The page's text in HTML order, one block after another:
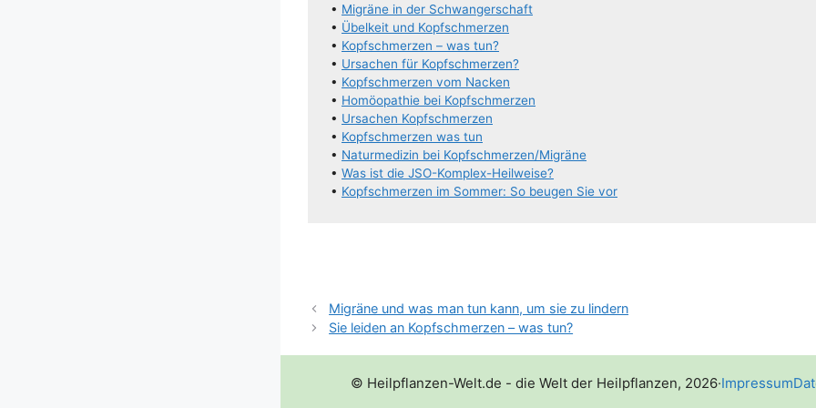
• Migrä­ne in der Schwangerschaft
• Übel­keit und Kopfschmerzen
• Kopf­schmer­zen – was tun?
• Ursa­chen für Kopfschmerzen?
• Kopf­schmer­zen vom Nacken
• Homöo­pa­thie bei Kopfschmerzen
• Ursa­chen Kopfschmerzen
• Kopf­schmer­zen was tun
• Natur­me­di­zin bei Kopfschmerzen/​​Migräne
• Was ist die JSO-Komplex-Heilweise?
• Kopf­schmer­zen im Som­mer: So beu­gen Sie vor
Migräne und was man tun kann, um sie zu lindern
Sie leiden an Kopfschmerzen – was tun?
© Heilpflanzen-Welt.de - die Welt der Heilpflanzen, 2026·Impressum